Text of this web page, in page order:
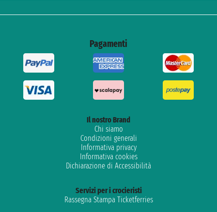
Pagamenti
Il nostro Brand
Chi siamo
Condizioni generali
Informativa privacy
Informativa cookies
Dichiarazione di Accessibilità
Servizi per i crocieristi
Rassegna Stampa Ticketferries